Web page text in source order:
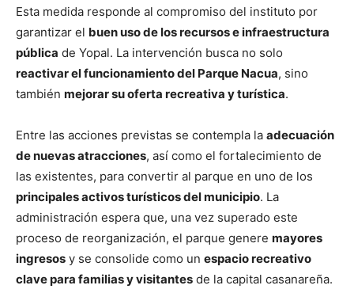
Esta medida responde al compromiso del instituto por
garantizar el buen uso de los recursos e infraestructura
pública de Yopal. La intervención busca no solo
reactivar el funcionamiento del Parque Nacua, sino
también mejorar su oferta recreativa y turística.
Entre las acciones previstas se contempla la adecuación
de nuevas atracciones, así como el fortalecimiento de
las existentes, para convertir al parque en uno de los
principales activos turísticos del municipio. La
administración espera que, una vez superado este
proceso de reorganización, el parque genere mayores
ingresos y se consolide como un espacio recreativo
clave para familias y visitantes de la capital casanareña.